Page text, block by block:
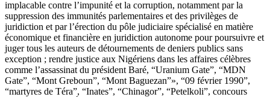
implacable contre l’impunité et la corruption, notamment par la
suppression des immunités parlementaires et des privilèges de
juridiction et par l’érection du pôle judiciaire spécialisé en matière
économique et financière en juridiction autonome pour poursuivre et
juger tous les auteurs de détournements de deniers publics sans
exception ; rendre justice aux Nigériens dans les affaires célèbres
comme l’assassinat du président Baré, “Uranium Gate”, “MDN
Gate”, “Mont Greboun”, “Mont Baguezan”», “09 février 1990”,
“martyres de Téra”, “Inates”, “Chinagor”, “Petelkoli”, concours